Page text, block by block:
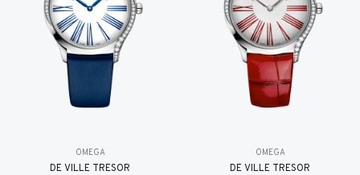
OMEGA
DE VILLE TRESOR
OMEGA
DE VILLE TRESOR